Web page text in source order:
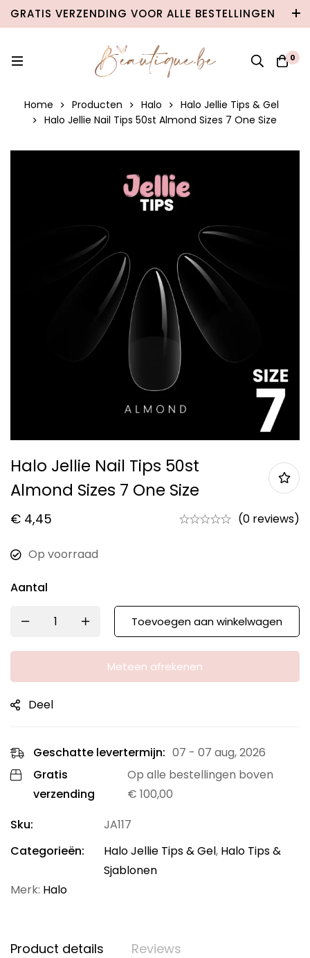
GRATIS VERZENDING VOOR ALLE BESTELLINGEN
VANAF €100 IN BELGIË & €120 NAAR
0
Home Producten Halo
Halo Jellie Tips & Gel
Halo Jellie Nail Tips 50st Almond Sizes 7 One Size
Halo Jellie Nail Tips 50st
Almond Sizes 7 One Size
€ 4,45 (0 reviews)
Op voorraad
Aantal
Toevoegen aan winkelwagen
Meteen afrekenen
Deel
Geschatte levertermijn: 07 - 07 aug, 2026
Gratis
verzending
Op alle bestellingen boven
€ 100,00
Sku:
JA117
Categorieën:
Halo Jellie Tips & Gel, Halo Tips &
Sjablonen
Merk: Halo
Product details Reviews